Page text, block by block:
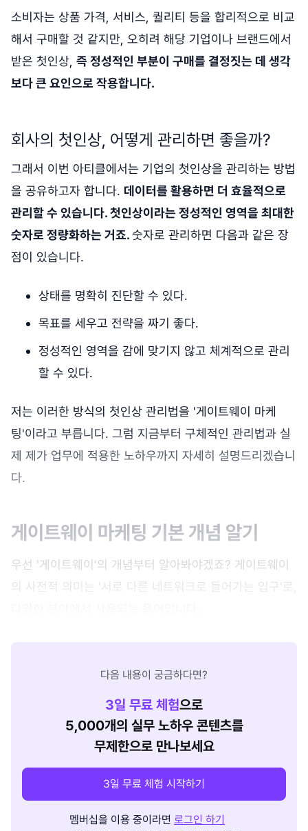
소비자는 상품 가격, 서비스, 퀄리티 등을 합리적으로 비교
해서 구매할 것 같지만, 오히려 해당 기업이나 브랜드에서
받은 첫인상, 즉 정성적인 부분이 구매를 결정짓는 데 생각
보다 큰 요인으로 작용합니다.
회사의 첫인상, 어떻게 관리하면 좋을까?
그래서 이번 아티클에서는 기업의 첫인상을 관리하는 방법
을 공유하고자 합니다. 데이터를 활용하면 더 효율적으로
관리할 수 있습니다. 첫인상이라는 정성적인 영역을 최대한
숫자로 정량화하는 거죠.숫자로 관리하면 다음과 같은 장
점이 있습니다.
상태를 명확히 진단할 수 있다.
목표를 세우고 전략을 짜기 좋다.
정성적인 영역을 감에 맞기지 않고 체계적으로 관리
할 수 있다.
저는 이러한 방식의 첫인상 관리법을 '게이트웨이 마케
팅'이라고 부릅니다. 그럼 지금부터 구체적인 관리법과 실
제 제가 업무에 적용한 노하우까지 자세히 설명드리겠습니
다.
게이트웨이 마케팅 기본 개념 알기
우선 '게이트웨이'의 개념부터 알아봐야겠죠? 게이트웨이
의 사전적 의미는 '서로 다른 네트워크로 들어가는 입구'로,
다음 내용이 궁금하다면?
3일 무료 체험으로
5,000개의 실무 노하우 콘텐츠를
무제한으로 만나보세요
3일 무료 체험 시작하기
멤버십을 이용 중이라면 로그인 하기